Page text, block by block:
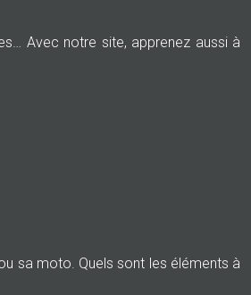
Avec notre site, apprenez aussi à
sa moto. Quels sont les éléments à